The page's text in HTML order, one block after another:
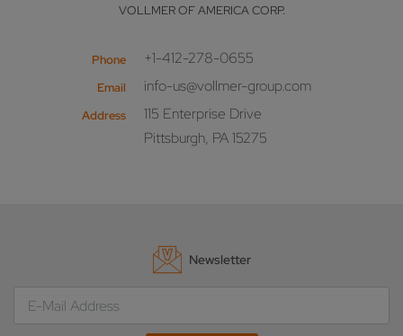
VOLLMER OF AMERICA CORP.
Phone +1-412-278-0655
Email info-us@vollmer-group.com
Address
115 Enterprise Drive
Pittsburgh, PA 15275
Newsletter